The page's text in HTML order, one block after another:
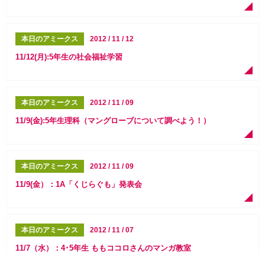
本日のアミークス 2012 / 11 / 12
11/12(月):5年生の社会福祉学習
本日のアミークス 2012 / 11 / 09
11/9(金):5年生理科（マングローブについて調べよう！）
本日のアミークス 2012 / 11 / 09
11/9(金）：1A「くじらぐも」発表会
本日のアミークス 2012 / 11 / 07
11/7（水）：4･5年生 ももココロさんのマンガ教室